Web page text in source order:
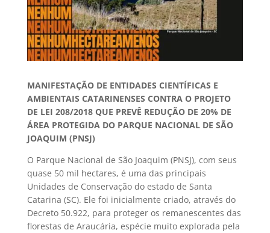
MANIFESTAÇÃO DE ENTIDADES CIENTÍFICAS E
AMBIENTAIS CATARINENSES CONTRA O PROJETO
DE LEI 208/2018 QUE PREVÊ REDUÇÃO DE 20% DE
ÁREA PROTEGIDA DO PARQUE NACIONAL DE SÃO
JOAQUIM (PNSJ)
O Parque Nacional de São Joaquim (PNSJ), com seus
quase 50 mil hectares, é uma das principais
Unidades de Conservação do estado de Santa
Catarina (SC). Ele foi inicialmente criado, através do
Decreto 50.922, para proteger os remanescentes das
florestas de Araucária, espécie muito explorada pela